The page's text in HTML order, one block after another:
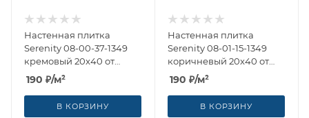
Настенная плитка
Serenity 08-00-37-1349
кремовый 20x40 от
Laparet
190 ₽/м²
В КОРЗИНУ
Настенная плитка
Serenity 08-01-15-1349
коричневый 20x40 от
Laparet
190 ₽/м²
В КОРЗИНУ